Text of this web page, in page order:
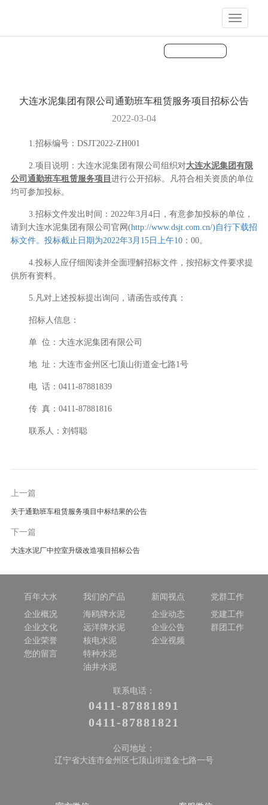
展
开
大连水泥集团有限公司通勤班车租赁服务项目招标公告
2022-03-04
1.招标编号：DSJT2022-ZH001
2.项目说明：大连水泥集团有限公司组织对大连水泥集团有限
公司通勤班车租赁服务项目 进行公开招标。凡符合相关资质的单位
均可参加投标。
3.招标文件发出时间：2022年3月4日，有意参加投标的单位，
请到大连水泥集团有限公司官网(http://www.dsjt.com.cn/) 自行下载招
标文件。投标截止日期为2022年3月15日上午10： 00。
4.投标人应仔细阅读并全面理解招标文件，按招标文件要求提
供所有资料。
5.凡对上述投标提出询问，请函告或传真：
招标人信息：
单 位：大连水泥集团有限公司
地 址：大连市金州区七顶山街道金七路1号
电 话：0411-87881839
传 真：0411-87881816
联系人：刘锝聪
上一篇
关于通勤班车租赁服务项目中标结果的公告
下一篇
大连水泥厂中控室升级改造项目招标公告
百年大水
企业概况
企业文化
企业荣誉
您的留言
我们的产品
海鸥牌水泥
远洋牌水泥
核电水泥
特种水泥
油井水泥
新闻视点
企业动态
企业公告
企业视频
党群工作
党建工作
群团工作
联系电话：
0411-87881891
0411-87881821
公司地址：
辽宁省大连市金州区七顶山街道金七路一号